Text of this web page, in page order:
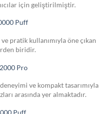
için geliştirilmiştir.
Puff
pratik kullanımıyla öne çıkan
biridir.
Pro
ve kompakt tasarımıyla
arasında yer almaktadır.